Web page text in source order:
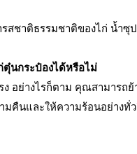
สชาติธรรมชาติของไก่ น้
ตุ๋นกระป๋องได้หรือไม่
อย่างไรก็ตาม คุณสามาร
คืนและให้ความร้อนอย่างทั่